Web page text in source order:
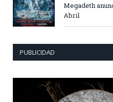
Megadeth
Abril
PUBLICIDAD